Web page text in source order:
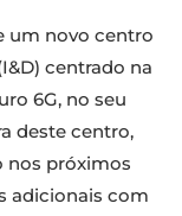
um novo centro
centrado na
6G, no seu
deste centro,
nos próximos
adicionais com